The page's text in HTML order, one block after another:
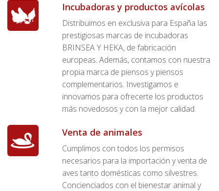
Incubadoras y productos avícolas
Distribuimos en exclusiva para España las
prestigiosas marcas de incubadoras
BRINSEA Y HEKA, de fabricación
europeas. Además, contamos con nuestra
propia marca de piensos y piensos
complementarios. Investigamos e
innovamos para ofrecerte los productos
más novedosos y con la mejor calidad.
Venta de animales
Cumplimos con todos los permisos
necesarios para la importación y venta de
aves tanto domésticas como silvestres.
Concienciados con el bienestar animal y